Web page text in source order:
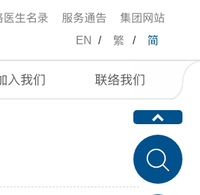
医生名录 服务通告
集团网站
EN
/ 繁 / 简
入我们 联络我们